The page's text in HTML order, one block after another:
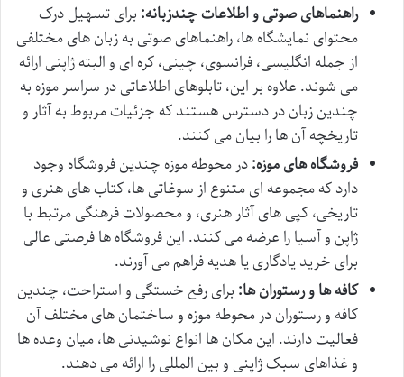
راهنماهای صوتی و اطلاعات چندزبانه: برای تسهیل درک
محتوای نمایشگاه ها، راهنماهای صوتی به زبان های مختلفی
از جمله انگلیسی، فرانسوی، چینی، کره ای و البته ژاپنی ارائه
می شوند. علاوه بر این، تابلوهای اطلاعاتی در سراسر موزه به
چندین زبان در دسترس هستند که جزئیات مربوط به آثار و
تاریخچه آن ها را بیان می کنند.
فروشگاه های موزه:در محوطه موزه چندین فروشگاه وجود
دارد که مجموعه ای متنوع از سوغاتی ها، کتاب های هنری و
تاریخی، کپی های آثار هنری، و محصولات فرهنگی مرتبط با
ژاپن و آسیا را عرضه می کنند. این فروشگاه ها فرصتی عالی
برای خرید یادگاری یا هدیه فراهم می آورند.
کافه ها و رستوران ها: برای رفع خستگی و استراحت، چندین
کافه و رستوران در محوطه موزه و ساختمان های مختلف آن
فعالیت دارند. این مکان ها انواع نوشیدنی ها، میان وعده ها
و غذاهای سبک ژاپنی و بین المللی را ارائه می دهند.